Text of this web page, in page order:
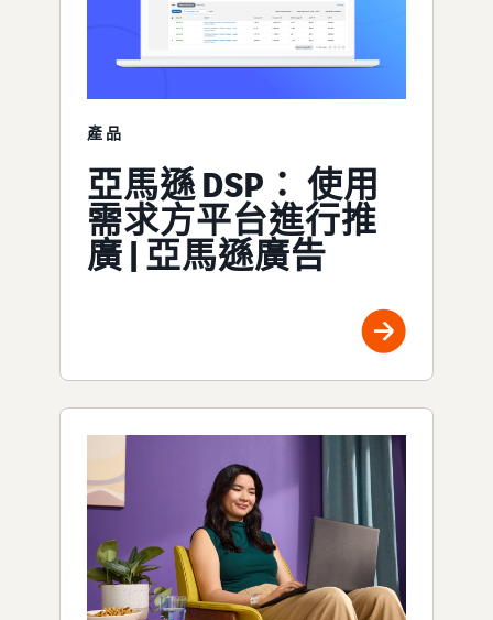
產品
亞馬遜 DSP： 使用
需求方平台進行推
廣 | 亞馬遜廣告